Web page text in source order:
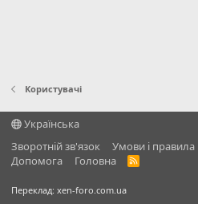
Користувачі
Українська
Зворотній зв'язок
Умови і правила
Дoпoмoга
Головна
R
Переклад: xen-foro.com.ua